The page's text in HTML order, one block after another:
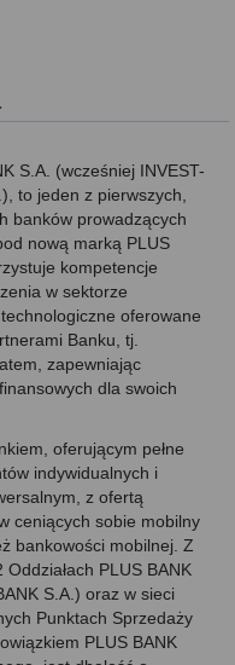
S.A. (wcześniej INVEST-
to jeden z pierwszych,
banków prowadzących
nową marką PLUS
kompetencje
w sektorze
oferowane
Banku, tj.
zapewniając
dla swoich
oferującym pełne
indywidualnych i
z ofertą
ceniących sobie mobilny
bankowości mobilnej. Z
PLUS BANK
S.A.) oraz w sieci
Punktach Sprzedaży
PLUS BANK